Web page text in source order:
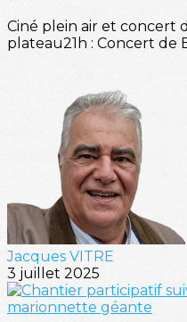
Ciné plein air et concert
plateau21h : Concert de
Jacques VITRE
3 juillet 2025